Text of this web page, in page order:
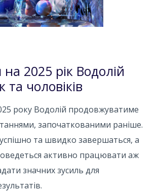
на 2025 рік Водолій
та чоловіків
року Водолій продовжуватиме
започаткованими раніше.
та швидко завершаться, а
активно працювати аж
значних зусиль для